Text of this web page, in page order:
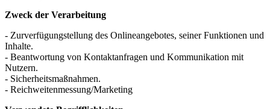
Zweck der Verarbeitung
- Zurverfügungstellung des Onlineangebotes, seiner Funktionen und
Inhalte.
- Beantwortung von Kontaktanfragen und Kommunikation mit
Nutzern.
- Sicherheitsmaßnahmen.
- Reichweitenmessung/Marketing